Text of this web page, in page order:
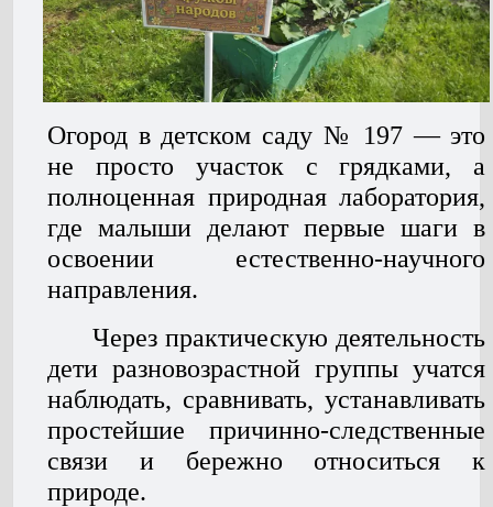
Огород в детском саду № 197 — это
не просто участок с грядками, а
полноценная природная лаборатория,
где малыши делают первые шаги в
освоении естественно-научного
направления.
Через практическую деятельность
дети разновозрастной группы учатся
наблюдать, сравнивать, устанавливать
простейшие причинно-следственные
связи и бережно относиться к
природе.